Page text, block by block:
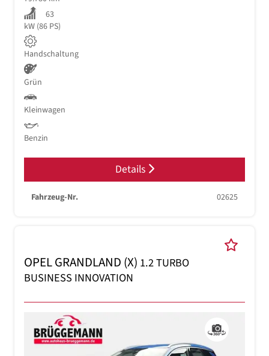
63
kW (86 PS)
Handschaltung
Grün
Kleinwagen
Benzin
Details
Fahrzeug-Nr. 02625
OPEL GRANDLAND (X) 1.2 TURBO
BUSINESS INNOVATION